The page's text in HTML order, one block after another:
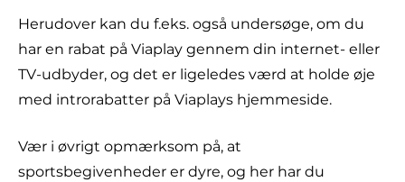
Herudover kan du f.eks. også undersøge, om du
har en rabat på Viaplay gennem din internet- eller
TV-udbyder, og det er ligeledes værd at holde øje
med introrabatter på Viaplays hjemmeside.
Vær i øvrigt opmærksom på, at
sportsbegivenheder er dyre, og her har du